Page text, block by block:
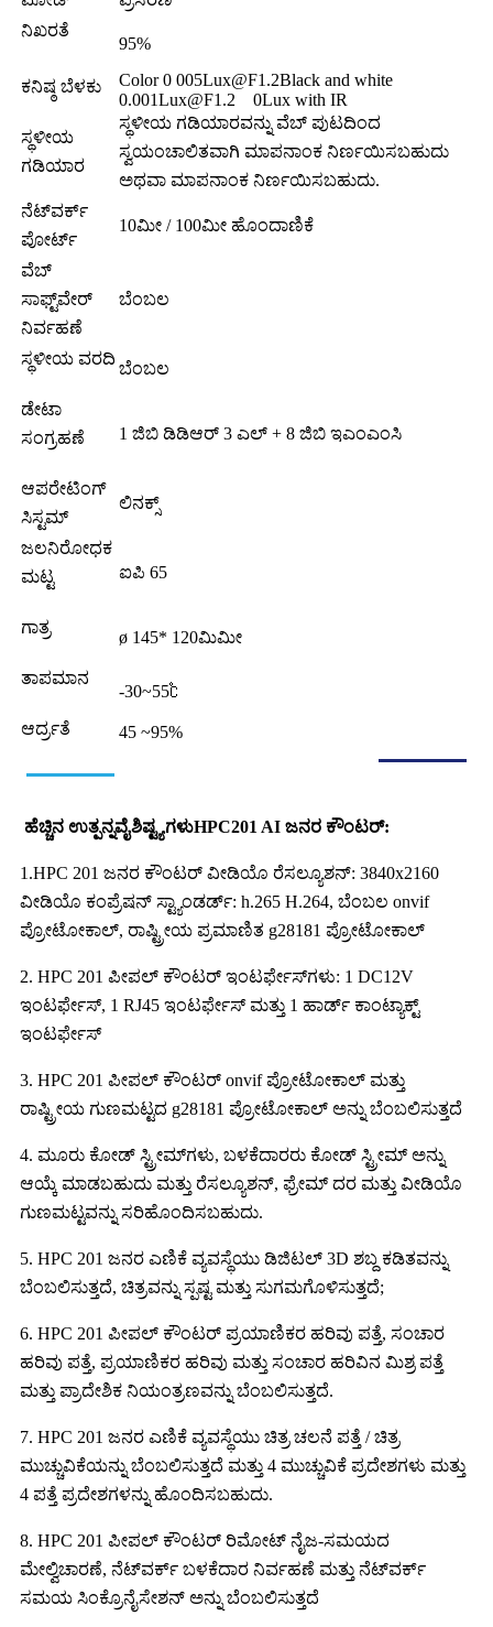
ನಿಖರತೆ
95%
ಕನಿಷ್ಠ ಬೆಳಕು
Color 0 005Lux@F1.2Black and white
0.001Lux@F1.2 0Lux with IR
ಸ್ಥಳೀಯ
ಗಡಿಯಾರ
ಸ್ಥಳೀಯ ಗಡಿಯಾರವನ್ನು ವೆಬ್ ಪುಟದಿಂದ
ಸ್ವಯಂಚಾಲಿತವಾಗಿ ಮಾಪನಾಂಕ ನಿರ್ಣಯಿಸಬಹುದು
ಅಥವಾ ಮಾಪನಾಂಕ ನಿರ್ಣಯಿಸಬಹುದು.
ನೆಟ್‌ವರ್ಕ್
ಪೋರ್ಟ್
10ಮೀ / 100ಮೀ ಹೊಂದಾಣಿಕೆ
ವೆಬ್
ಸಾಫ್ಟ್‌ವೇರ್
ನಿರ್ವಹಣೆ
ಬೆಂಬಲ
ಸ್ಥಳೀಯ ವರದಿ
ಬೆಂಬಲ
ಡೇಟಾ
ಸಂಗ್ರಹಣೆ
1 ಜಿಬಿ ಡಿಡಿಆರ್ 3 ಎಲ್ + 8 ಜಿಬಿ ಇಎಂಎಂಸಿ
ಆಪರೇಟಿಂಗ್
ಸಿಸ್ಟಮ್
ಲಿನಕ್ಸ್
ಜಲನಿರೋಧಕ
ಮಟ್ಟ
ಐಪಿ 65
ಗಾತ್ರ
ø 145* 120ಮಿಮೀ
ತಾಪಮಾನ
-30~55℃
ಆರ್ದ್ರತೆ
45 ~95%
ಹೆಚ್ಚಿನ ಉತ್ಪನ್ನವೈಶಿಷ್ಟ್ಯಗಳುHPC201 AI ಜನರ ಕೌಂಟರ್:
1.HPC 201 ಜನರ ಕೌಂಟರ್ ವೀಡಿಯೊ ರೆಸಲ್ಯೂಶನ್: 3840x2160
ವೀಡಿಯೊ ಕಂಪ್ರೆಷನ್ ಸ್ಟ್ಯಾಂಡರ್ಡ್: h.265 H.264, ಬೆಂಬಲ onvif
ಪ್ರೋಟೋಕಾಲ್, ರಾಷ್ಟ್ರೀಯ ಪ್ರಮಾಣಿತ g28181 ಪ್ರೋಟೋಕಾಲ್
2. HPC 201 ಪೀಪಲ್ ಕೌಂಟರ್ ಇಂಟರ್ಫೇಸ್‌ಗಳು: 1 DC12V
ಇಂಟರ್ಫೇಸ್, 1 RJ45 ಇಂಟರ್ಫೇಸ್ ಮತ್ತು 1 ಹಾರ್ಡ್ ಕಾಂಟ್ಯಾಕ್ಟ್
ಇಂಟರ್ಫೇಸ್
3. HPC 201 ಪೀಪಲ್ ಕೌಂಟರ್ onvif ಪ್ರೋಟೋಕಾಲ್ ಮತ್ತು
ರಾಷ್ಟ್ರೀಯ ಗುಣಮಟ್ಟದ g28181 ಪ್ರೋಟೋಕಾಲ್ ಅನ್ನು ಬೆಂಬಲಿಸುತ್ತದೆ
4. ಮೂರು ಕೋಡ್ ಸ್ಟ್ರೀಮ್‌ಗಳು, ಬಳಕೆದಾರರು ಕೋಡ್ ಸ್ಟ್ರೀಮ್ ಅನ್ನು
ಆಯ್ಕೆ ಮಾಡಬಹುದು ಮತ್ತು ರೆಸಲ್ಯೂಶನ್, ಫ್ರೇಮ್ ದರ ಮತ್ತು ವೀಡಿಯೊ
ಗುಣಮಟ್ಟವನ್ನು ಸರಿಹೊಂದಿಸಬಹುದು.
5. HPC 201 ಜನರ ಎಣಿಕೆ ವ್ಯವಸ್ಥೆಯು ಡಿಜಿಟಲ್ 3D ಶಬ್ದ ಕಡಿತವನ್ನು
ಬೆಂಬಲಿಸುತ್ತದೆ, ಚಿತ್ರವನ್ನು ಸ್ಪಷ್ಟ ಮತ್ತು ಸುಗಮಗೊಳಿಸುತ್ತದೆ;
6. HPC 201 ಪೀಪಲ್ ಕೌಂಟರ್ ಪ್ರಯಾಣಿಕರ ಹರಿವು ಪತ್ತೆ, ಸಂಚಾರ
ಹರಿವು ಪತ್ತೆ, ಪ್ರಯಾಣಿಕರ ಹರಿವು ಮತ್ತು ಸಂಚಾರ ಹರಿವಿನ ಮಿಶ್ರ ಪತ್ತೆ
ಮತ್ತು ಪ್ರಾದೇಶಿಕ ನಿಯಂತ್ರಣವನ್ನು ಬೆಂಬಲಿಸುತ್ತದೆ.
7. HPC 201 ಜನರ ಎಣಿಕೆ ವ್ಯವಸ್ಥೆಯು ಚಿತ್ರ ಚಲನೆ ಪತ್ತೆ / ಚಿತ್ರ
ಮುಚ್ಚುವಿಕೆಯನ್ನು ಬೆಂಬಲಿಸುತ್ತದೆ ಮತ್ತು 4 ಮುಚ್ಚುವಿಕೆ ಪ್ರದೇಶಗಳು ಮತ್ತು
4 ಪತ್ತೆ ಪ್ರದೇಶಗಳನ್ನು ಹೊಂದಿಸಬಹುದು.
8. HPC 201 ಪೀಪಲ್ ಕೌಂಟರ್ ರಿಮೋಟ್ ನೈಜ-ಸಮಯದ
ಮೇಲ್ವಿಚಾರಣೆ, ನೆಟ್‌ವರ್ಕ್ ಬಳಕೆದಾರ ನಿರ್ವಹಣೆ ಮತ್ತು ನೆಟ್‌ವರ್ಕ್
ಸಮಯ ಸಿಂಕ್ರೊನೈಸೇಶನ್ ಅನ್ನು ಬೆಂಬಲಿಸುತ್ತದೆ